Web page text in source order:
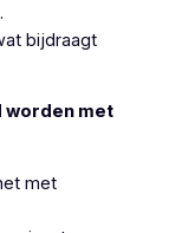
bijdraagt
worden met
met